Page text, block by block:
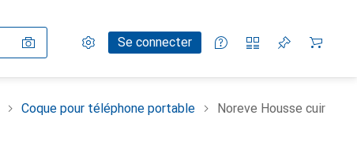
Paramètres
Compte clientSe connecter
Listes de comparaison
Listes d'envies
Panier
Coque pour téléphone portable Noreve Housse cuir